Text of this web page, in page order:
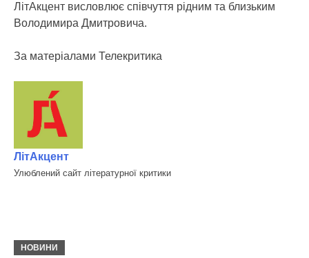
ЛітАкцент висловлює співчуття рідним та близьким
Володимира Дмитровича.
За матеріалами Телекритика
ЛітАкцент
Улюблений сайт літературної критики
НОВИНИ